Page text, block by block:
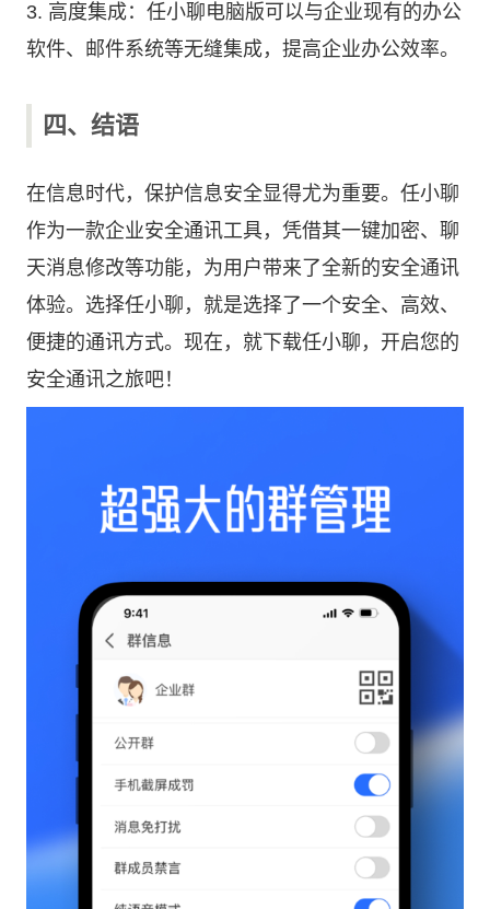
3. 高度集成：任小聊电脑版可以与企业现有的办公
软件、邮件系统等无缝集成，提高企业办公效率。
四、结语
在信息时代，保护信息安全显得尤为重要。任小聊
作为一款企业安全通讯工具，凭借其一键加密、聊
天消息修改等功能，为用户带来了全新的安全通讯
体验。选择任小聊，就是选择了一个安全、高效、
便捷的通讯方式。现在，就下载任小聊，开启您的
安全通讯之旅吧！